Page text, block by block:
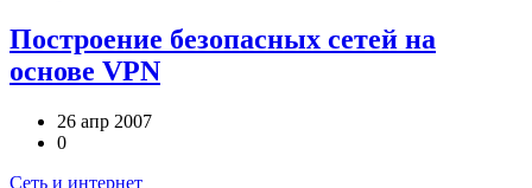
Построение безопасных сетей на
основе VPN
26 апр 2007
0
Сеть и интернет